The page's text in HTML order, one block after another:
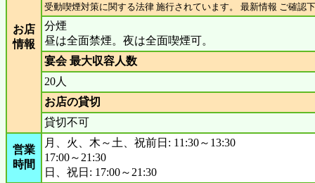
お店
情報
受動喫煙対策に関する法律 施行されています。 最新情報 ご確認
分煙
昼は全面禁煙。夜は全面喫煙可。
宴会 最大収容人数
20人
お店の貸切
貸切不可
営業
時間
月、火、木～土、祝前日: 11:30～13:30
17:00～21:30
日、祝日: 17:00～21:30